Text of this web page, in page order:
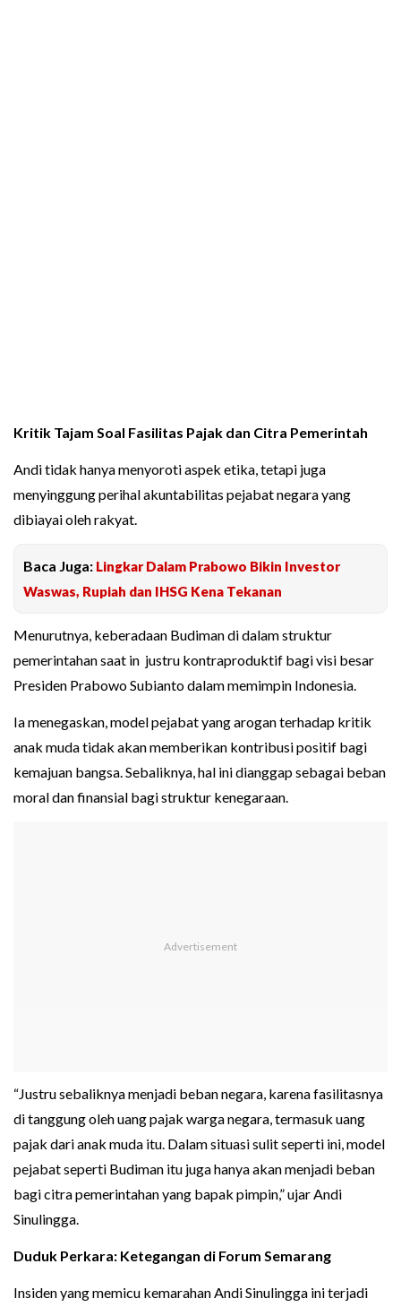
Kritik Tajam Soal Fasilitas Pajak dan Citra Pemerintah
Andi tidak hanya menyoroti aspek etika, tetapi juga
menyinggung perihal akuntabilitas pejabat negara yang
dibiayai oleh rakyat.
Baca Juga: Lingkar Dalam Prabowo Bikin Investor
Waswas, Rupiah dan IHSG Kena Tekanan
Menurutnya, keberadaan Budiman di dalam struktur
pemerintahan saat in justru kontraproduktif bagi visi besar
Presiden Prabowo Subianto dalam memimpin Indonesia.
Ia menegaskan, model pejabat yang arogan terhadap kritik
anak muda tidak akan memberikan kontribusi positif bagi
kemajuan bangsa. Sebaliknya, hal ini dianggap sebagai beban
moral dan finansial bagi struktur kenegaraan.
“Justru sebaliknya menjadi beban negara, karena fasilitasnya
di tanggung oleh uang pajak warga negara, termasuk uang
pajak dari anak muda itu. Dalam situasi sulit seperti ini, model
pejabat seperti Budiman itu juga hanya akan menjadi beban
bagi citra pemerintahan yang bapak pimpin,” ujar Andi
Sinulingga.
Duduk Perkara: Ketegangan di Forum Semarang
Insiden yang memicu kemarahan Andi Sinulingga ini terjadi